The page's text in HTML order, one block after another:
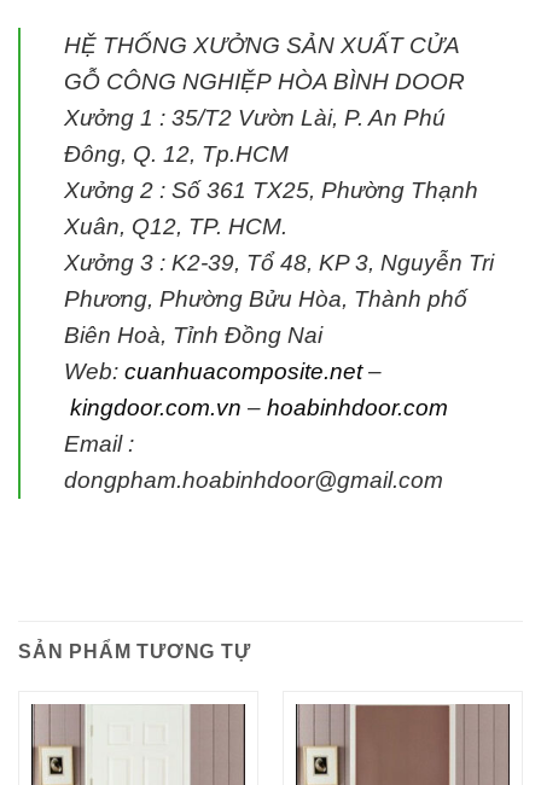
HỆ THỐNG XƯỞNG SẢN XUẤT CỬA
GỖ CÔNG NGHIỆP HÒA BÌNH DOOR
Xưởng 1 : 35/T2 Vườn Lài, P. An Phú
Đông, Q. 12, Tp.HCM
Xưởng 2 : Số 361 TX25, Phường Thạnh
Xuân, Q12, TP. HCM.
Xưởng 3 : K2-39, Tổ 48, KP 3, Nguyễn Tri
Phương, Phường Bửu Hòa, Thành phố
Biên Hoà, Tỉnh Đồng Nai
Web: cuanhuacomposite.net–
kingdoor.com.vn – hoabinhdoor.com
Email :
dongpham.hoabinhdoor@gmail.com
SẢN PHẨM TƯƠNG TỰ